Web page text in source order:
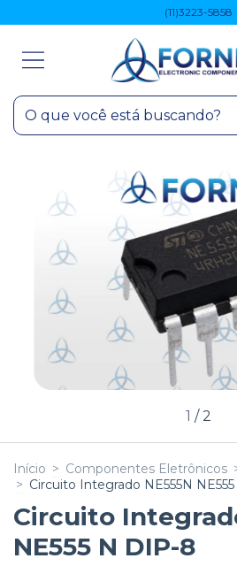
(11)3223-5858
1 / 2
Início > Componentes Eletrônicos
> Circuito Integrado NE555N
Circuito
NE555 N DIP-8